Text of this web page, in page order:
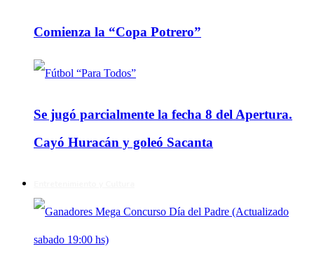
Comienza la “Copa Potrero”
Se jugó parcialmente la fecha 8 del Apertura.
Cayó Huracán y goleó Sacanta